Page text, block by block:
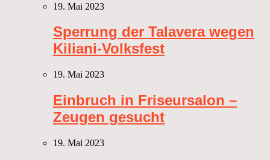
19. Mai 2023
Sperrung der Talavera wegen
Kiliani-Volksfest
19. Mai 2023
Einbruch in Friseursalon –
Zeugen gesucht
19. Mai 2023